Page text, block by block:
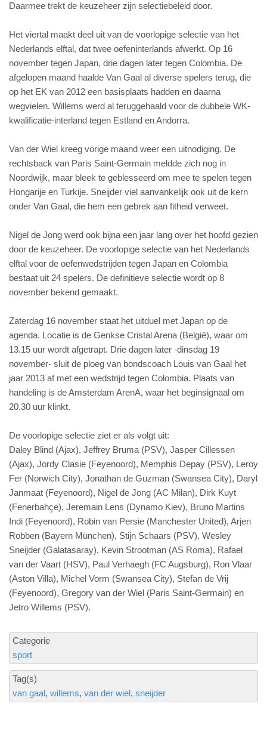
Daarmee trekt de keuzeheer zijn selectiebeleid door.
Het viertal maakt deel uit van de voorlopige selectie van het
Nederlands elftal, dat twee oefeninterlands afwerkt. Op 16
november tegen Japan, drie dagen later tegen Colombia. De
afgelopen maand haalde Van Gaal al diverse spelers terug, die
op het EK van 2012 een basisplaats hadden en daarna
wegvielen. Willems werd al teruggehaald voor de dubbele WK-
kwalificatie-interland tegen Estland en Andorra.
Van der Wiel kreeg vorige maand weer een uitnodiging. De
rechtsback van Paris Saint-Germain meldde zich nog in
Noordwijk, maar bleek te geblesseerd om mee te spelen tegen
Hongarije en Turkije. Sneijder viel aanvankelijk ook uit de kern
onder Van Gaal, die hem een gebrek aan fitheid verweet.
Nigel de Jong werd ook bijna een jaar lang over het hoofd gezien
door de keuzeheer. De voorlopige selectie van het Nederlands
elftal voor de oefenwedstrijden tegen Japan en Colombia
bestaat uit 24 spelers. De definitieve selectie wordt op 8
november bekend gemaakt.
Zaterdag 16 november staat het uitduel met Japan op de
agenda. Locatie is de Genkse Cristal Arena (België), waar om
13.15 uur wordt afgetrapt. Drie dagen later -dinsdag 19
november- sluit de ploeg van bondscoach Louis van Gaal het
jaar 2013 af met een wedstrijd tegen Colombia. Plaats van
handeling is de Amsterdam ArenA, waar het beginsignaal om
20.30 uur klinkt.
De voorlopige selectie ziet er als volgt uit:
Daley Blind (Ajax), Jeffrey Bruma (PSV), Jasper Cillessen
(Ajax), Jordy Clasie (Feyenoord), Memphis Depay (PSV), Leroy
Fer (Norwich City), Jonathan de Guzman (Swansea City), Daryl
Janmaat (Feyenoord), Nigel de Jong (AC Milan), Dirk Kuyt
(Fenerbahçe), Jeremain Lens (Dynamo Kiev), Bruno Martins
Indi (Feyenoord), Robin van Persie (Manchester United), Arjen
Robben (Bayern München), Stijn Schaars (PSV), Wesley
Sneijder (Galatasaray), Kevin Strootman (AS Roma), Rafael
van der Vaart (HSV), Paul Verhaegh (FC Augsburg), Ron Vlaar
(Aston Villa), Michel Vorm (Swansea City), Stefan de Vrij
(Feyenoord), Gregory van der Wiel (Paris Saint-Germain) en
Jetro Willems (PSV).
Categorie
sport
Tag(s)
van gaal willems van der wiel sneijder